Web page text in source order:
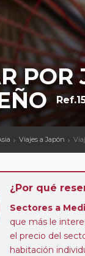
POR
Viajes a Japón
¿Por qué
Sectores a
que más le
el precio del
habitación